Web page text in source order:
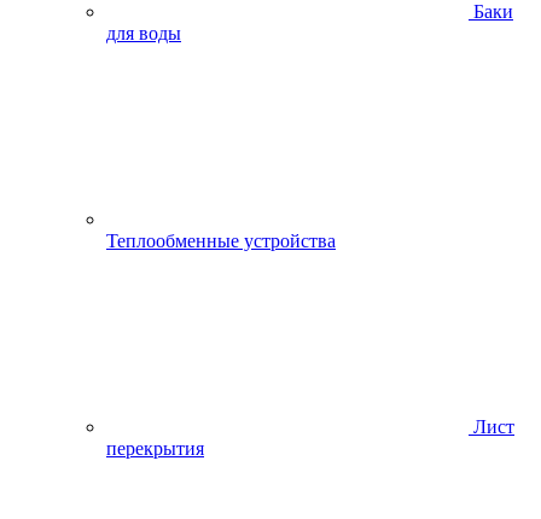
Баки
для воды
Теплообменные устройства
Лист
перекрытия